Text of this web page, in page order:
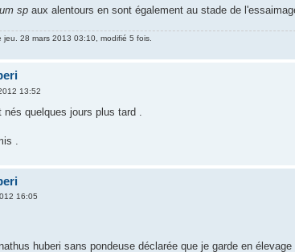
sp aux alentours en sont également au stade de
jeu. 28 mars 2013 03:10, modifié 5 fois.
13:52
quelques jours plus tard .
.
16:05
huberi sans pondeuse déclarée que je garde en